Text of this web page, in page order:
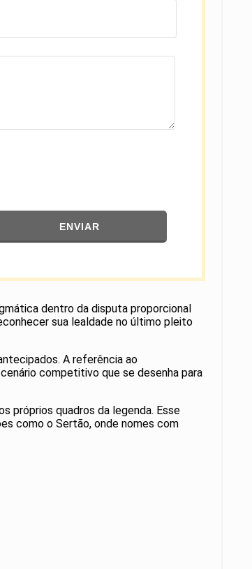
ENVIAR
dentro da disputa proporcional
sua lealdade no último pleito
A referência ao
competitivo que se desenha para
próprios quadros da legenda. Esse
como o Sertão, onde nomes com